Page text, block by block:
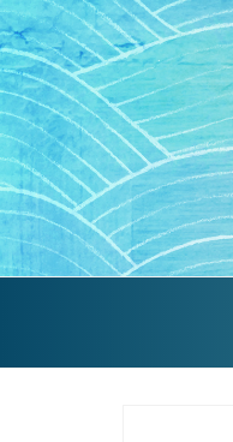
Skip
to
content